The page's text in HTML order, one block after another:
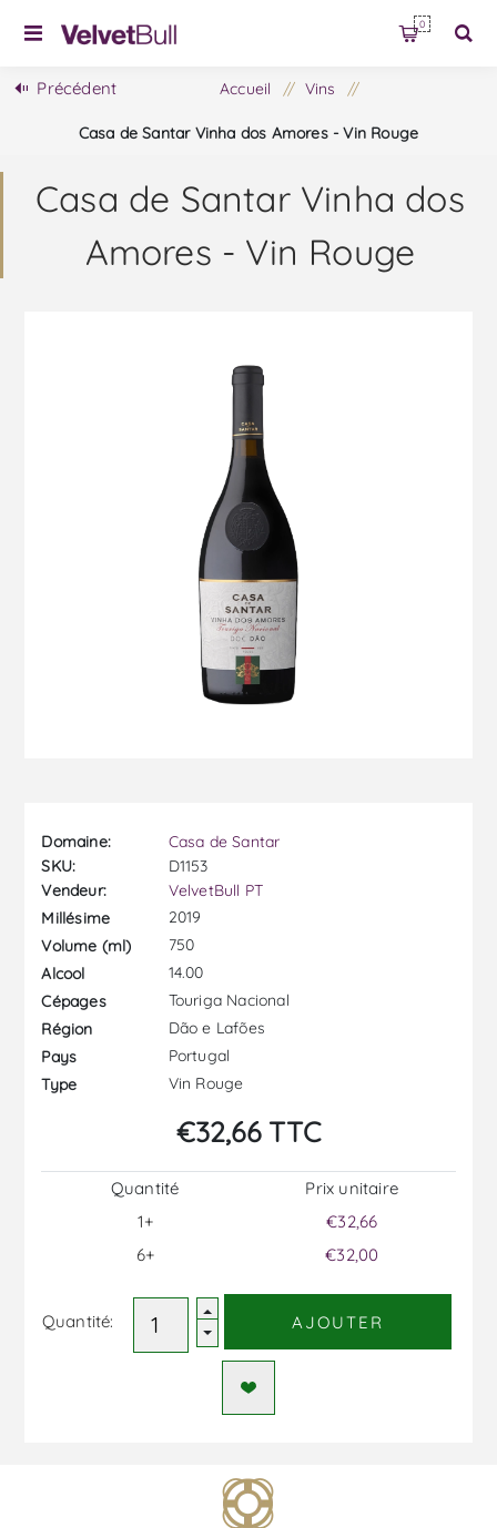
0
Précédent Accueil / Vins /
Casa de Santar Vinha dos Amores - Vin Rouge
Casa de Santar Vinha dos
Amores - Vin Rouge
Domaine:
Casa de Santar
SKU:
D1153
Vendeur:
VelvetBull PT
Millésime
2019
Volume (ml)
750
Alcool
14.00
Cépages
Touriga Nacional
Région
Dão e Lafões
Pays
Portugal
Type
Vin Rouge
€32,66 TTC
Quantité
1+
6+
Prix ​​unitaire
€32,66
€32,00
Quantité: AJOUTER